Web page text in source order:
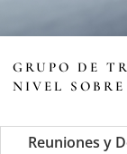
GRUPO DE
NIVEL
Reuniones y